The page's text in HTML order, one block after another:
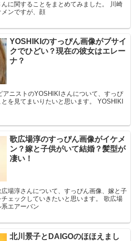
に関することをまとめてみました。 川崎
ンですが、顔
YOSHIKIのすっぴん画像がブサイ
クでひどい？現在の彼女はエレー
ナ？
アニストのYOSHIKIさんについて、すっぴ
を見てまいりたいと思います。 YOSHIKI
歌広場淳のすっぴん画像がイケメ
ン？嫁と子供がいて結婚？髪型が
凄い！
場淳さんについて、すっぴん画像、嫁と子
ェックしていきたいと思います。 歌広場
エアーバン
北川景子とDAIGOのほほえまし